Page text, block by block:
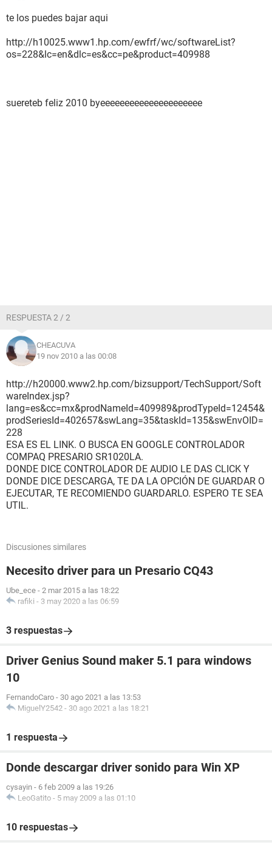
te los puedes bajar aqui
http://h10025.www1.hp.com/ewfrf/wc/softwareList?
os=228&lc=en&dlc=es&cc=pe&product=409988
suereteb feliz 2010 byeeeeeeeeeeeeeeeeeeeee
RESPUESTA 2 / 2
CHEACUVA
19 nov 2010 a las 00:08
http://h20000.www2.hp.com/bizsupport/TechSupport/Soft
wareIndex.jsp?
lang=es&cc=mx&prodNameId=409989&prodTypeId=12454&
prodSeriesId=402657&swLang=35&taskId=135&swEnvOID=
228
ESA ES EL LINK. O BUSCA EN GOOGLE CONTROLADOR
COMPAQ PRESARIO SR1020LA.
DONDE DICE CONTROLADOR DE AUDIO LE DAS CLICK Y
DONDE DICE DESCARGA, TE DA LA OPCIÓN DE GUARDAR O
EJECUTAR, TE RECOMIENDO GUARDARLO. ESPERO TE SEA
UTIL.
Discusiones similares
Necesito driver para un Presario CQ43
Ube_ece - 2 mar 2015 a las 18:22
rafiki - 3 may 2020 a las 06:59
3 respuestas
Driver Genius Sound maker 5.1 para windows
10
FernandoCaro - 30 ago 2021 a las 13:53
MiguelY2542 - 30 ago 2021 a las 18:21
1 respuesta
Donde descargar driver sonido para Win XP
cysayin - 6 feb 2009 a las 19:26
LeoGatito - 5 may 2009 a las 01:10
10 respuestas